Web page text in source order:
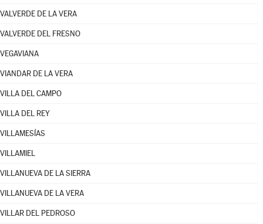
VALVERDE DE LA VERA
VALVERDE DEL FRESNO
VEGAVIANA
VIANDAR DE LA VERA
VILLA DEL CAMPO
VILLA DEL REY
VILLAMESÍAS
VILLAMIEL
VILLANUEVA DE LA SIERRA
VILLANUEVA DE LA VERA
VILLAR DEL PEDROSO